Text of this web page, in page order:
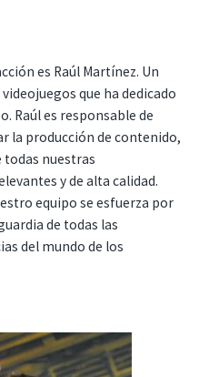
es Raúl Martínez. Un
que ha dedicado
Raúl es responsable de
la producción de contenido,
todas nuestras
y de alta calidad.
equipo se esfuerza por
de todas las
del mundo de los